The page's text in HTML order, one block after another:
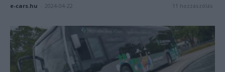
e-cars.hu 2024-04-22 11 hozzászólás